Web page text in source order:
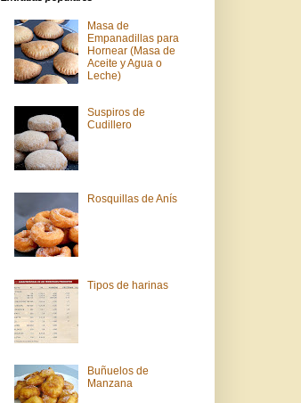
Masa de
Empanadillas para
Hornear (Masa de
Aceite y Agua o
Leche)
Suspiros de
Cudillero
Rosquillas de Anís
Tipos de harinas
Buñuelos de
Manzana